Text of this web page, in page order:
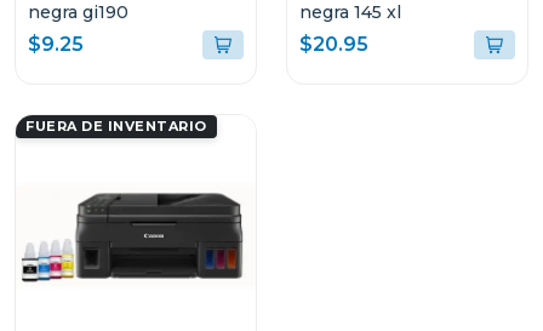
negra gi190
$9.25
negra 145 xl
$20.95
FUERA DE INVENTARIO